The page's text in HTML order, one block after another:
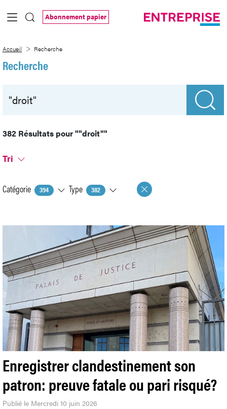
Saut au contenu principal
Abonnement papier
Accueil Recherche
Recherche
382 Résultats pour""droit""
Tri
Catégorie 394 Type 382
Enregistrer clandestinement son
patron: preuve fatale ou pari risqué?
Publié le Mercredi 10 juin 2026